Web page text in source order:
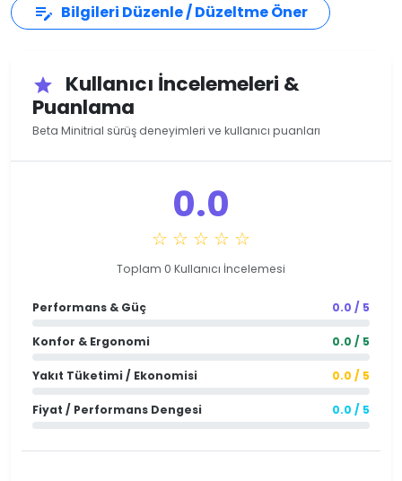
edit_note Bilgileri Düzenle / Düzeltme Öner
star
Kullanıcı İncelemeleri &
Puanlama
Beta Minitrial sürüş deneyimleri ve kullanıcı puanları
0.0
☆ ☆ ☆ ☆ ☆
Toplam 0 Kullanıcı İncelemesi
Performans & Güç 0.0 / 5
Konfor & Ergonomi 0.0 / 5
Yakıt Tüketimi / Ekonomisi 0.0 / 5
Fiyat / Performans Dengesi 0.0 / 5